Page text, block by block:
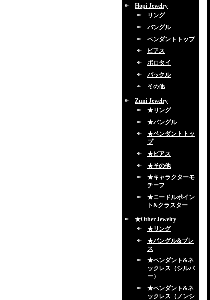
Hopi Jewelry
リング
バングル
ペンダントトップ
ピアス
ボロタイ
バックル
その他
Zuni Jewelry
★リング
★バングル
★ペンダントトッ
プ
★ピアス
★その他
★キャラクターモ
チーフ
★ニードルポイン
ト&クラスター
★Other Jewelry
★リング
★バングル&ブレ
ス
★ペンダント&ネ
ックレス（シルバ
ー）
★ペンダント&ネ
ックレス（ノンシ